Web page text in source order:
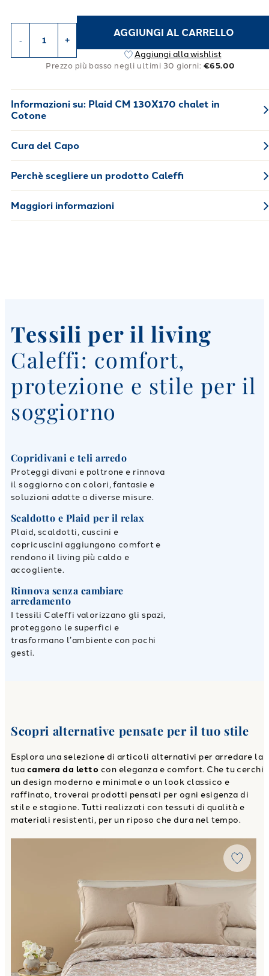
- +
AGGIUNGI AL CARRELLO
Aggiungi alla wishlist
Prezzo più basso negli ultimi 30 giorni: €65.00
Informazioni su: Plaid CM 130X170 chalet in
Cotone
Cura del Capo
Perchè scegliere un prodotto Caleffi
Maggiori informazioni
Tessili per il living
Caleffi: comfort,
protezione e stile per il
soggiorno
Copridivani e teli arredo
Proteggi divani e poltrone e rinnova
il soggiorno con colori, fantasie e
soluzioni adatte a diverse misure.
Scaldotto e Plaid per il relax
Plaid, scaldotti, cuscini e
copricuscini aggiungono comfort e
rendono il living più caldo e
accogliente.
Rinnova senza cambiare
arredamento
I tessili Caleffi valorizzano gli spazi,
proteggono le superfici e
trasformano l’ambiente con pochi
gesti.
Scopri alternative pensate per il tuo stile
Esplora una selezione di articoli alternativi per arredare la
tua camera da letto con eleganza e comfort. Che tu cerchi
un design moderno e minimale o un look classico e
raffinato, troverai prodotti pensati per ogni esigenza di
stile e stagione. Tutti realizzati con tessuti di qualità e
materiali resistenti, per un riposo che dura nel tempo.
Copriletto Primaverile Matrimoniale narciso in